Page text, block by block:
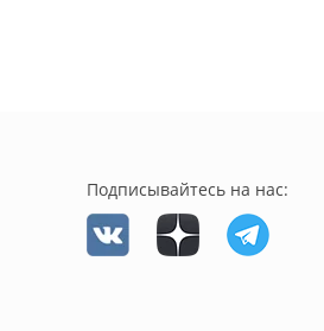
Подписывайтесь на нас: